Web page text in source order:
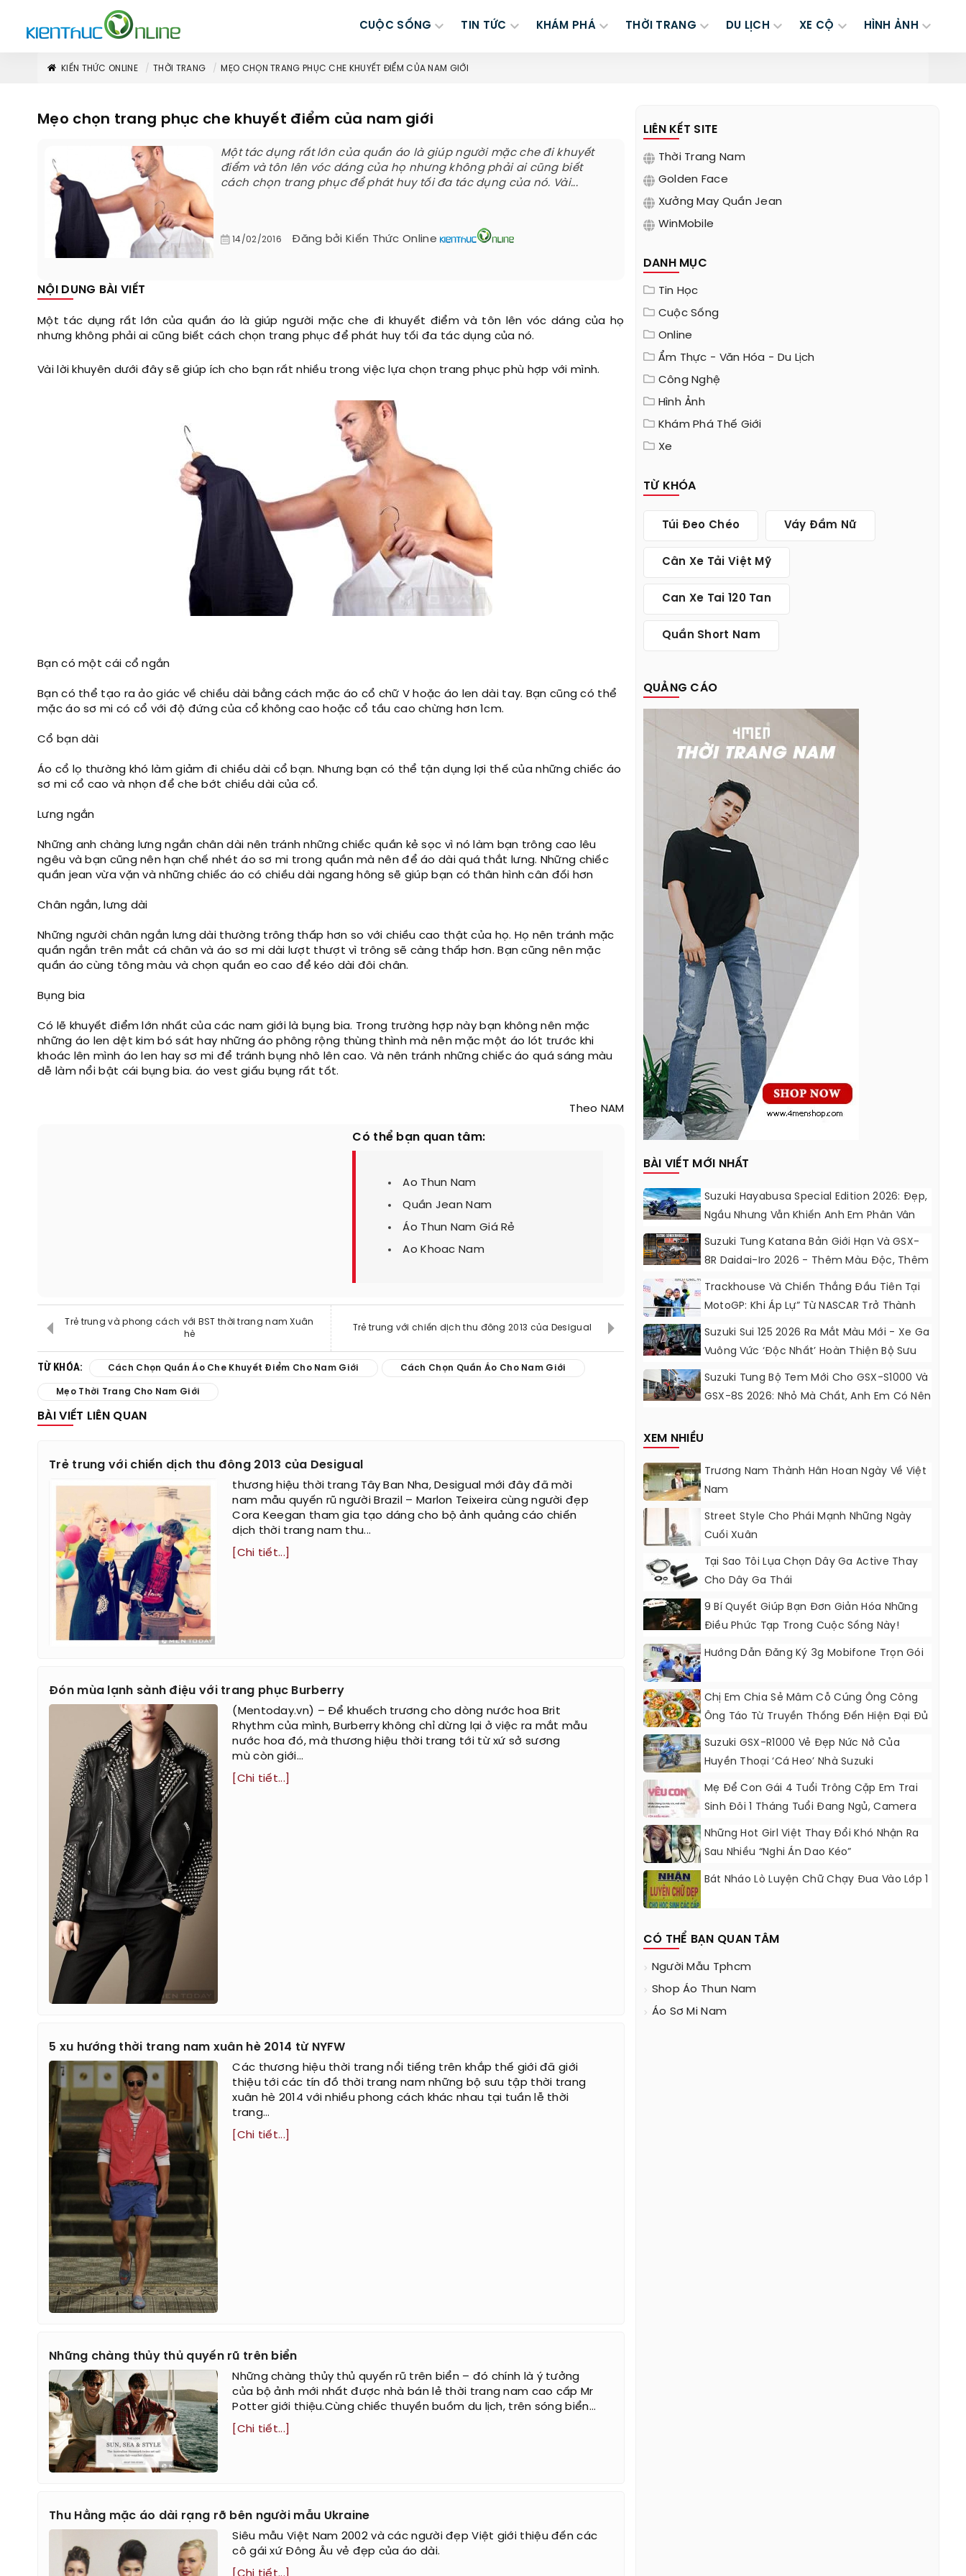
CUỘC SỐNG TIN TỨC KHÁM PHÁ THỜI TRANG DU LỊCH XE CỘ HÌNH ẢNH
KIẾN THỨC ONLINE THỜI TRANG MẸO CHỌN TRANG PHỤC CHE KHUYẾT ĐIỂM CỦA NAM GIỚI
Mẹo chọn trang phục che khuyết điểm của nam giới
Một tác dụng rất lớn của quần áo là giúp người mặc che đi khuyết
điểm và tôn lên vóc dáng của họ nhưng không phải ai cũng biết
cách chọn trang phục để phát huy tối đa tác dụng của nó. Vài...
14/02/2016 Đăng bởi Kiến Thức Online
NỘI DUNG BÀI VIẾT
Một tác dụng rất lớn của quần áo là giúp người mặc che đi khuyết điểm và tôn lên vóc dáng của họ
nhưng không phải ai cũng biết cách chọn trang phục để phát huy tối đa tác dụng của nó.
Vài lời khuyên dưới đây sẽ giúp ích cho bạn rất nhiều trong việc lựa chọn trang phục phù hợp với mình.
Bạn có một cái cổ ngắn
Bạn có thể tạo ra ảo giác về chiều dài bằng cách mặc áo cổ chữ V hoặc áo len dài tay. Bạn cũng có thể
mặc áo sơ mi có cổ với độ đứng của cổ không cao hoặc cổ tầu cao chừng hơn 1cm.
Cổ bạn dài
Áo cổ lọ thường khó làm giảm đi chiều dài cổ bạn. Nhưng bạn có thể tận dụng lợi thế của những chiếc áo
sơ mi cổ cao và nhọn để che bớt chiều dài của cổ.
Lưng ngắn
Những anh chàng lưng ngắn chân dài nên tránh những chiếc quần kẻ sọc vì nó làm bạn trông cao lêu
ngêu và bạn cũng nên hạn chế nhét áo sơ mi trong quần mà nên để áo dài quá thắt lưng. Những chiếc
quần jean vừa vặn và những chiếc áo có chiều dài ngang hông sẽ giúp bạn có thân hình cân đối hơn
Chân ngắn, lưng dài
Những người chân ngắn lưng dài thường trông thấp hơn so với chiều cao thật của họ. Họ nên tránh mặc
quần ngắn trên mắt cá chân và áo sơ mi dài lượt thượt vì trông sẽ càng thấp hơn. Bạn cũng nên mặc
quần áo cùng tông màu và chọn quần eo cao để kéo dài đôi chân.
Bụng bia
Có lẽ khuyết điểm lớn nhất của các nam giới là bụng bia. Trong trường hợp này bạn không nên mặc
những áo len dệt kim bó sát hay những áo phông rộng thùng thình mà nên mặc một áo lót trước khi
khoác lên mình áo len hay sơ mi để tránh bụng nhô lên cao. Và nên tránh những chiếc áo quá sáng màu
dễ làm nổi bật cái bụng bia. áo vest giấu bụng rất tốt.
Theo NAM
Có thể bạn quan tâm:
Ao Thun Nam
Quần Jean Nam
Áo Thun Nam Giá Rẻ
Ao Khoac Nam
Trẻ trung và phong cách với BST thời trang nam Xuân
hè
Trẻ trung với chiến dịch thu đông 2013 của Desigual
TỪ KHÓA: Cách Chọn Quần Áo Che Khuyết Điểm Cho Nam Giới Cách Chọn Quần Áo Cho Nam Giới
Mẹo Thời Trang Cho Nam Giới
BÀI VIẾT LIÊN QUAN
Trẻ trung với chiến dịch thu đông 2013 của Desigual
thương hiệu thời trang Tây Ban Nha, Desigual mới đây đã mời
nam mẫu quyến rũ người Brazil – Marlon Teixeira cùng người đẹp
Cora Keegan tham gia tạo dáng cho bộ ảnh quảng cáo chiến
dịch thời trang nam thu...
[Chi tiết...]
Đón mùa lạnh sành điệu với trang phục Burberry
(Mentoday.vn) – Để khuếch trương cho dòng nước hoa Brit
Rhythm của mình, Burberry không chỉ dừng lại ở việc ra mắt mẫu
nước hoa đó, mà thương hiệu thời trang tới từ xứ sở sương
mù còn giới...
[Chi tiết...]
5 xu hướng thời trang nam xuân hè 2014 từ NYFW
Các thương hiệu thời trang nổi tiếng trên khắp thế giới đã giới
thiệu tới các tín đồ thời trang nam những bộ sưu tập thời trang
xuân hè 2014 với nhiều phong cách khác nhau tại tuần lễ thời
trang...
[Chi tiết...]
Những chàng thủy thủ quyến rũ trên biển
Những chàng thủy thủ quyến rũ trên biển – đó chính là ý tưởng
của bộ ảnh mới nhất được nhà bán lẻ thời trang nam cao cấp Mr
Potter giới thiệu.Cùng chiếc thuyền buồm du lịch, trên sóng biển...
[Chi tiết...]
Thu Hằng mặc áo dài rạng rỡ bên người mẫu Ukraine
Siêu mẫu Việt Nam 2002 và các người đẹp Việt giới thiệu đến các
cô gái xứ Đông Âu vẻ đẹp của áo dài.
LIÊN KẾT SITE
Thời Trang Nam
Golden Face
Xưởng May Quần Jean
WinMobile
DANH MỤC
Tin Học
Cuộc Sống
Online
Ẩm Thực - Văn Hóa - Du Lịch
Công Nghệ
Hình Ảnh
Khám Phá Thế Giới
Xe
TỪ KHÓA
Túi Đeo Chéo Váy Đầm Nữ
Cân Xe Tải Việt Mỹ
Can Xe Tai 120 Tan
Quần Short Nam
QUẢNG CÁO
BÀI VIẾT MỚI NHẤT
Suzuki Hayabusa Special Edition 2026: Đẹp,
Ngầu Nhưng Vẫn Khiến Anh Em Phân Vân
Suzuki Tung Katana Bản Giới Hạn Và GSX-
8R Daidai-Iro 2026 - Thêm Màu Độc, Thêm
Đồ Chơi, Thêm Cá Tính
Trackhouse Và Chiến Thắng Đầu Tiên Tại
MotoGP: Khi Áp Lự” Từ NASCAR Trở Thành
Động Lực Ngọt Ngào
Suzuki Sui 125 2026 Ra Mắt Màu Mới - Xe Ga
Vuông Vức ‘độc Nhất’ Hoàn Thiện Bộ Sưu
Tập 7 Sắc Cầu Vồng
Suzuki Tung Bộ Tem Mới Cho GSX-S1000 Và
GSX-8S 2026: Nhỏ Mà Chất, Anh Em Có Nên
XEM NHIỀU
Trương Nam Thành Hân Hoan Ngày Về Việt
Nam
Street Style Cho Phái Mạnh Những Ngày
Cuối Xuân
Tại Sao Tôi Lụa Chọn Dây Ga Active Thay
Cho Dây Ga Thái
9 Bí Quyết Giúp Bạn Đơn Giản Hóa Những
Điều Phức Tạp Trong Cuộc Sống Này!
Hướng Dẫn Đăng Ký 3g Mobifone Trọn Gói
Chị Em Chia Sẻ Mâm Cỗ Cúng Ông Công
Ông Táo Từ Truyền Thống Đến Hiện Đại Đủ
Màu Sắc Rực Rỡ
Suzuki GSX-R1000 Vẻ Đẹp Nức Nở Của
Huyền Thoại ‘Cá Heo’ Nhà Suzuki
Mẹ Để Con Gái 4 Tuổi Trông Cặp Em Trai
Sinh Đôi 1 Tháng Tuổi Đang Ngủ, Camera
Ghi Lại Cảnh Tượng Khiến Ai Nấy Lạnh Người
Những Hot Girl Việt Thay Đổi Khó Nhận Ra
Sau Nhiều “nghi Án Dao Kéo”
Bát Nháo Lò Luyện Chữ Chạy Đua Vào Lớp 1
CÓ THỂ BẠN QUAN TÂM
Người Mẫu Tphcm
Shop Áo Thun Nam
Áo Sơ Mi Nam